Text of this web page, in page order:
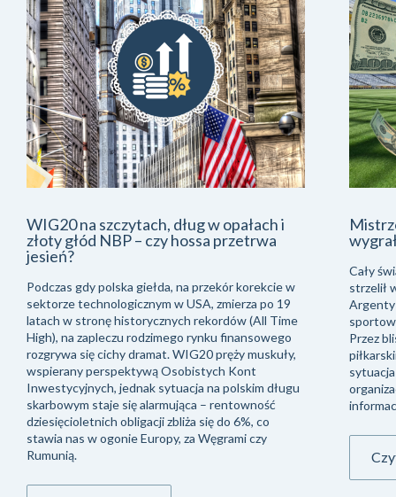
WIG20 na szczytach, dług w opałach i
złoty głód NBP – czy hossa przetrwa
jesień?
Podczas gdy polska giełda, na przekór korekcie w
sektorze technologicznym w USA, zmierza po 19
latach w stronę historycznych rekordów (All Time
High), na zapleczu rodzimego rynku finansowego
rozgrywa się cichy dramat. WIG20 pręży muskuły,
wspierany perspektywą Osobistych Kont
Inwestycyjnych, jednak sytuacja na polskim długu
skarbowym staje się alarmująca – rentowność
dziesięcioletnich obligacji zbliża się do 6%, co
stawia nas w ogonie Europy, za Węgrami czy
Rumunią.
Cały
strzelił
Przez